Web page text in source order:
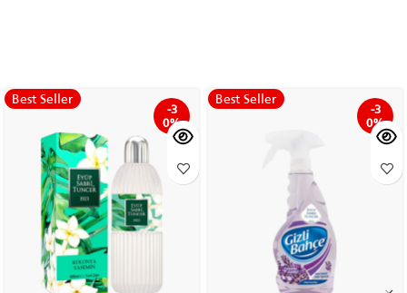
Best Seller
-3
0%
Best Seller
-3
0%